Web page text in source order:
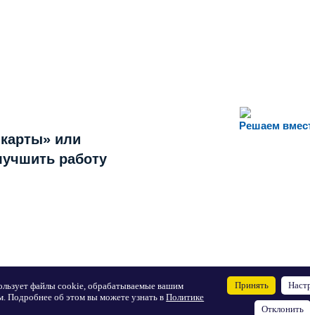
Решаем
или
работу
файлы cookie, обрабатываемые вашим
Подробнее об этом вы можете узнать вПолитике
Принять
Отклонить